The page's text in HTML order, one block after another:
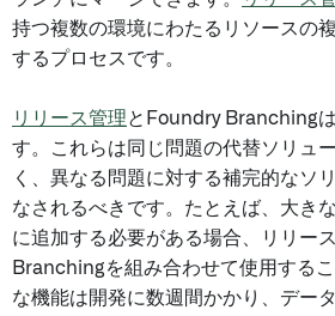
持つ複数の環境にわたるリソースの
するプロセスです。
リリース管理とFoundry Branching
す。これらは同じ問題の代替ソリュ
く、異なる問題に対する補完的なソ
なされるべきです。たとえば、大き
に追加する必要がある場合、リリー
Branchingを組み合わせて使用する
な機能は開発に数週間かかり、デー